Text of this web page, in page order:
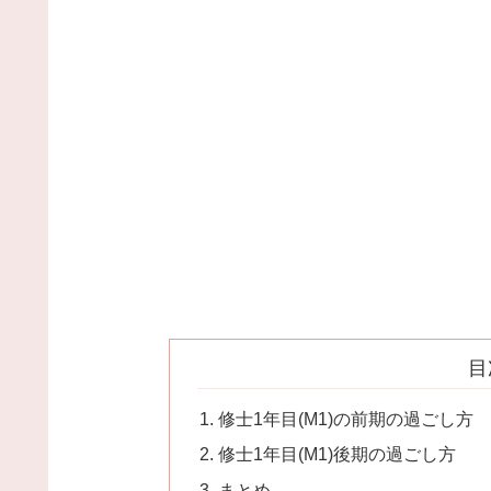
修士1年目(M1)の前期の過ごし方
修士1年目(M1)後期の過ごし方